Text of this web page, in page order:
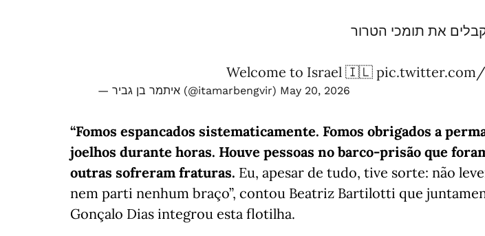
את תומכי הטרור
Welcome to Israel 🇮🇱 pic.twitter.com/
— איתמר בן גביר (@itamarbengvir) May 20, 2026
“Fomos espancados sistematicamente. Fomos obrigados a
joelhos durante horas. Houve pessoas no barco-prisão que
outras sofreram fraturas. Eu, apesar de tudo, tive sorte: não
nem parti nenhum braço”, contou Beatriz Bartilotti que
Gonçalo Dias integrou esta flotilha.